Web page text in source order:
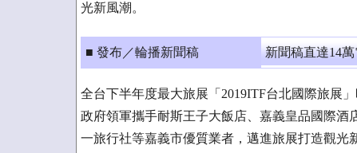
光新風潮。
■ 發布／輪播新聞稿 新聞稿直達14
全台下半年度最大旅展「2019ITF台北國際旅展
政府領軍攜手耐斯王子大飯店、嘉義皇品國際
一旅行社等嘉義市優質業者，邁進旅展打造觀光